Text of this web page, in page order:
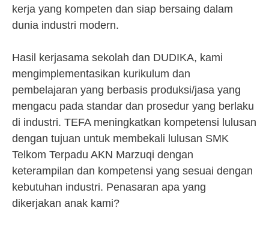
kerja yang kompeten dan siap bersaing dalam
dunia industri modern.
Hasil kerjasama sekolah dan DUDIKA, kami
mengimplementasikan kurikulum dan
pembelajaran yang berbasis produksi/jasa yang
mengacu pada standar dan prosedur yang berlaku
di industri. TEFA meningkatkan kompetensi lulusan
dengan tujuan untuk membekali lulusan SMK
Telkom Terpadu AKN Marzuqi dengan
keterampilan dan kompetensi yang sesuai dengan
kebutuhan industri. Penasaran apa yang
dikerjakan anak kami?